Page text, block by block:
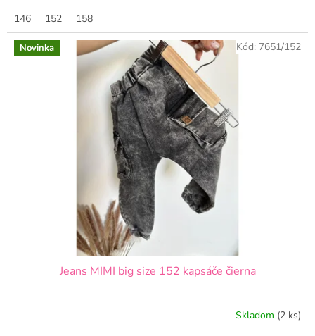
146
152 158
Novinka
Jeans MIMI big size 152 kapsáče čierna
Skladom (2 ks)
Kód: 7651/152